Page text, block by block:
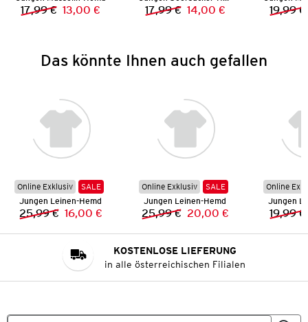
Vorheriger Preis:
17,99 € Neuer Preis:
13,00 € Vorheriger Preis:
17,99 € Neuer Preis:
14,00 € 19,99 €
Das könnte Ihnen auch gefallen
Online Exklusiv
SALE
Jungen Leinen-Hemd
Vorheriger Preis:
25,99 € Neuer Preis:
16,00 €
Online Exklusiv
SALE
Jungen Leinen-Hemd
Vorheriger Preis:
25,99 € Neuer Preis:
20,00 €
Online
Jungen
19,99 €
KOSTENLOSE LIEFERUNG
in alle österreichischen Filialen